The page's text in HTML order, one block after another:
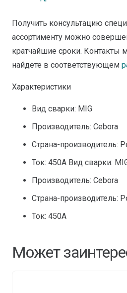
Получить консультацию
ассортименту можно
кратчайшие сроки.
найдете в соответствующем
Характеристики
Вид сварки: MIG
Производитель: Cebora
Страна-производитель:
Ток: 450А Вид сварки:
Производитель: Cebora
Страна-производитель:
Ток: 450А
Может